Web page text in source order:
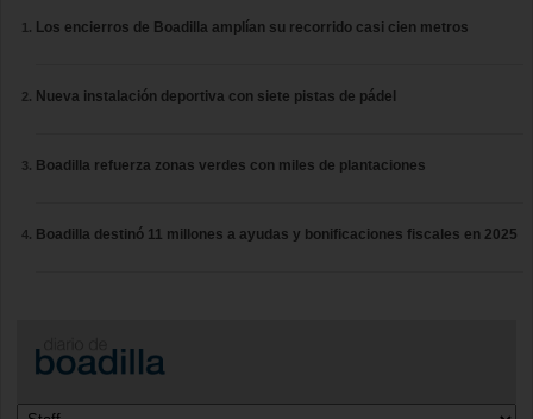
Los encierros de Boadilla amplían su recorrido casi cien metros
Nueva instalación deportiva con siete pistas de pádel
Boadilla refuerza zonas verdes con miles de plantaciones
Boadilla destinó 11 millones a ayudas y bonificaciones fiscales en 2025